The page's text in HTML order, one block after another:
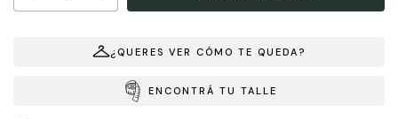
¿QUERES VER CÓMO TE QUEDA?
ENCONTRÁ TU TALLE